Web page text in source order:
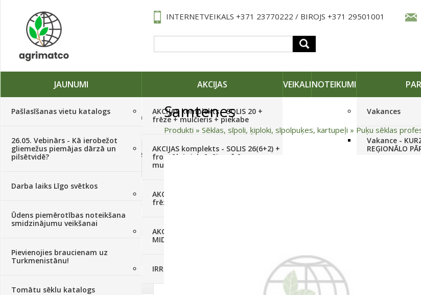
INTERNETVEIKALS +371 23770222 / BIROJS +371 29501001
JAUNUMI
Pašlasīšanas vietu katalogs
26.05. Vebinārs - Kā ierobežot
gliemežus piemājas dārzā un
pilsētvidē?
Darba laiks Līgo svētkos
Ūdens piemērotības noteikšana
smidzinājumu veikšanai
Pievienojies braucienam uz
Turkmenistānu!
Tomātu sēklu katalogs
AKCIJAS
AKCIJAS komplekts - SOLIS 20 +
frēze + mulčieris + piekabe
AKCIJAS komplekts - SOLIS 26(6+2) +
frontālais iekrāvējs + frēze +
mulčieris + piekabe
AKCIJAS komplekts - SOLIS 26 HST +
frēze + mulčieris
AKCIJAS komplekts - SOLIS 26 HST +
MID MOWER + piekabe
IRRITEC Pilienlaistīšanas komplekti
VEIKALINOTEIKUMI
Vakances
Vakance -
REĢIONĀLO
STRĀDNIEKU
Traktori, tehnika, rezerves daļas,
Sēklas, sīpoli, ķiploki, sīpolpuķes,
kartupeļi
Augu aizsardzība(366)
Mēslojumi(495)
Augsne, kūdra, mulča
Samtenes
Produkti » Sēklas, sīpoli, ķiploki, sīpolpuķes, kartupeļi » Puķu sēklas